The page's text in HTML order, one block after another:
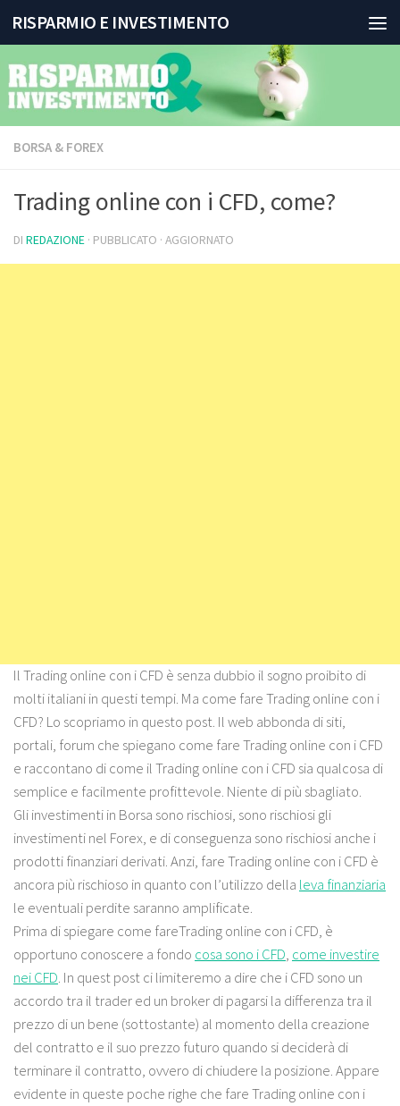
Salta al contenuto
RISPARMIO E INVESTIMENTO
BORSA & FOREX
Trading online con i CFD, come?
DI REDAZIONE · PUBBLICATO · AGGIORNATO
Il Trading online con i CFD è senza dubbio il sogno proibito di
molti italiani in questi tempi. Ma come fare Trading online con i
CFD? Lo scopriamo in questo post. Il web abbonda di siti,
portali, forum che spiegano come fare Trading online con i CFD
e raccontano di come il Trading online con i CFD sia qualcosa di
semplice e facilmente profittevole. Niente di più sbagliato.
Gli investimenti in Borsa sono rischiosi, sono rischiosi gli
investimenti nel Forex, e di conseguenza sono rischiosi anche i
prodotti finanziari derivati. Anzi, fare Trading online con i CFD è
ancora più rischioso in quanto con l’utilizzo della leva finanziaria
le eventuali perdite saranno amplificate.
Prima di spiegare come fareTrading online con i CFD, è
opportuno conoscere a fondo cosa sono i CFD, come investire
nei CFD. In quest post ci limiteremo a dire che i CFD sono un
accordo tra il trader ed un broker di pagarsi la differenza tra il
prezzo di un bene (sottostante) al momento della creazione
del contratto e il suo prezzo futuro quando si deciderà di
terminare il contratto, ovvero di chiudere la posizione. Appare
evidente in queste poche righe che fare Trading online con i